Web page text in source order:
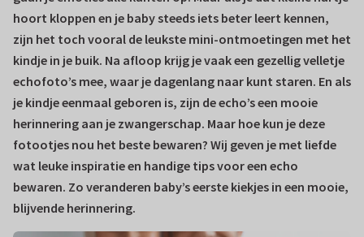
hoort kloppen en je baby steeds iets beter leert kennen,
zijn het toch vooral de leukste mini-ontmoetingen met het
kindje in je buik. Na afloop krijg je vaak een gezellig velletje
echofoto’s mee, waar je dagenlang naar kunt staren. En als
je kindje eenmaal geboren is, zijn de echo’s een mooie
herinnering aan je zwangerschap. Maar hoe kun je deze
fotootjes nou het beste bewaren? Wij geven je met liefde
wat leuke inspiratie en handige tips voor een echo
bewaren. Zo veranderen baby’s eerste kiekjes in een mooie,
blijvende herinnering.